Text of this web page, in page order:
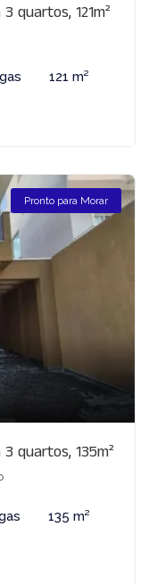
quartos, 121m²
121 m²
Pronto para Morar
quartos, 135m²
135 m²